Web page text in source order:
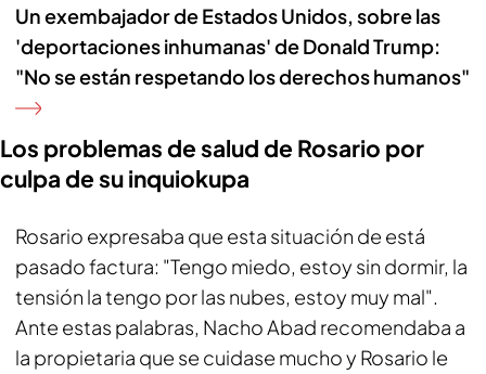
Un exembajador de Estados Unidos, sobre las
'deportaciones inhumanas' de Donald Trump:
"No se están respetando los derechos humanos"
Los problemas de salud de Rosario por
culpa de su inquiokupa
Rosario expresaba que esta situación de está
pasado factura: "Tengo miedo, estoy sin dormir, la
tensión la tengo por las nubes, estoy muy mal".
Ante estas palabras, Nacho Abad recomendaba a
la propietaria que se cuidase mucho y Rosario le